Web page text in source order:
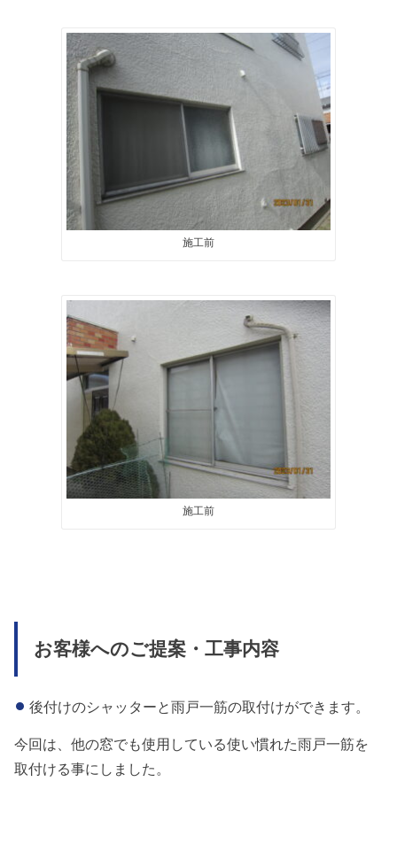
施工前
施工前
お客様へのご提案・工事内容
後付けのシャッターと雨戸一筋の取付けができます。
今回は、他の窓でも使用している使い慣れた雨戸一筋を
取付ける事にしました。